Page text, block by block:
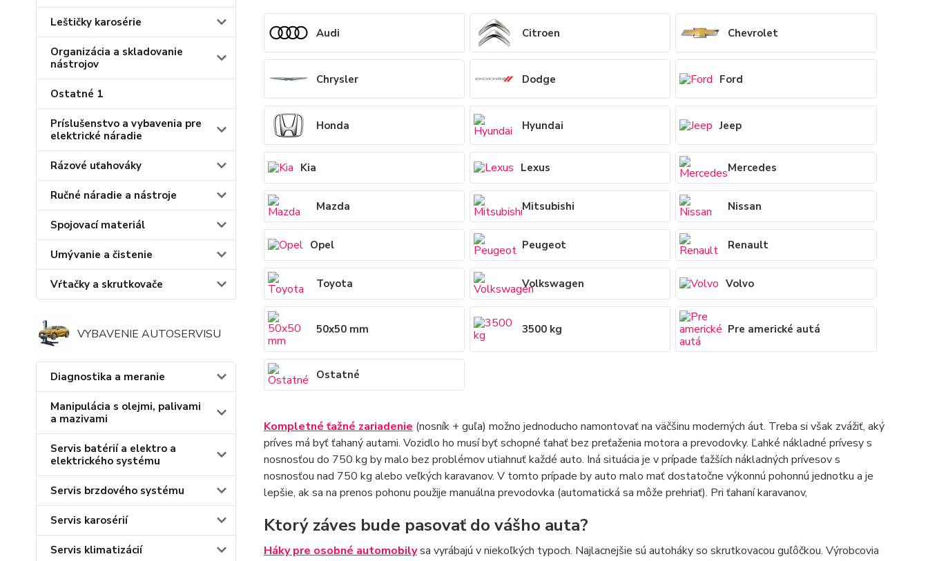
Leštičky karosérie
Organizácia a skladovanie
nástrojov
Ostatné 1
Príslušenstvo a vybavenia pre
elektrické náradie
Rázové uťahováky
Ručné náradie a nástroje
Spojovací materiál
Umývanie a čistenie
Vŕtačky a skrutkovače
VYBAVENIE AUTOSERVISU
Diagnostika a meranie
Manipulácia s olejmi, palivami
a mazivami
Servis batérií a elektro a
elektrického systému
Servis brzdového systému
Servis karosérií
Servis klimatizácií
Audi Citroen Chevrolet
Chrysler Dodge Ford
Honda Hyundai Jeep
Kia Lexus Mercedes
Mazda Mitsubishi Nissan
Opel Peugeot Renault
Toyota Volkswagen Volvo
50x50 mm 3500 kg Pre americké autá
Ostatné
Kompletné ťažné zariadenie (nosník + guľa) možno jednoducho namontovať na väčšinu moderných áut. Treba si však zvážiť, aký
príves má byť ťahaný autami. Vozidlo ho musí byť schopné ťahať bez preťaženia motora a prevodovky. Ľahké nákladné prívesy s
nosnosťou do 750 kg by malo bez problémov utiahnuť každé auto. Iná situácia je v prípade ťažších nákladných prívesov s
nosnosťou nad 750 kg alebo veľkých karavanov. V tomto prípade by auto malo mať dostatočne výkonnú pohonnú jednotku a je
lepšie, ak sa na prenos pohonu použije manuálna prevodovka (automatická sa môže prehriať). Pri ťahaní karavanov,
Ktorý záves bude pasovať do vášho auta?
Háky pre osobné automobilysa vyrábajú v niekoľkých typoch. Najlacnejšie sú autoháky so skrutkovacou guľôčkou. Výrobcovia